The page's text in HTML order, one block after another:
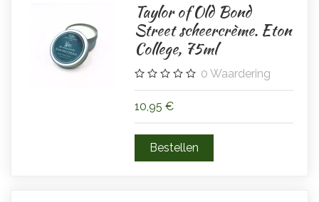
Taylor of Old Bond
Street scheercrème. Eton
College, 75ml
0 Waardering
10,95 €